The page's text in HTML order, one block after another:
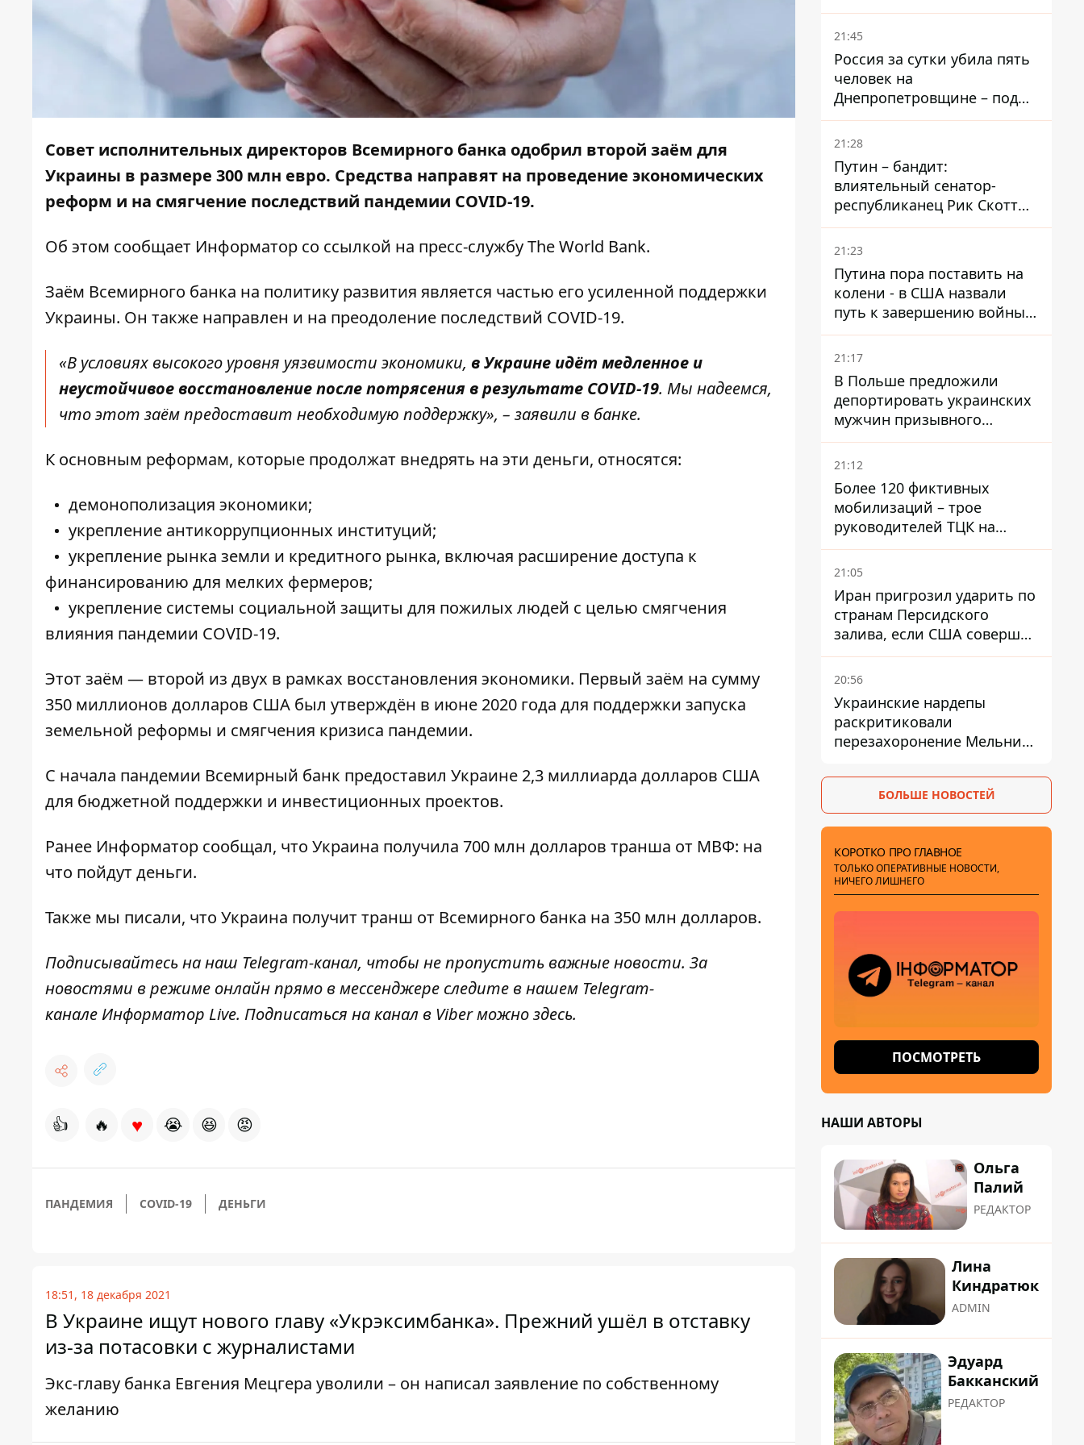
Совет исполнительных директоров Всемирного банка одобрил второй заём для
Украины в размере 300 млн евро. Средства направят на проведение экономических
реформ и на смягчение последствий пандемии COVID-19.
Об этом сообщает Информатор со ссылкой на пресс-службуThe World Bank.
Заём Всемирного банка на политику развития является частью его усиленной поддержки
Украины. Он также направлен и на преодоление последствий COVID-19.
«В условиях высокого уровня уязвимости экономики, в Украине идёт медленное и
неустойчивое восстановление после потрясения в результате COVID-19. Мы надеемся,
что этот заём предоставит необходимую поддержку», – заявили в банке.
К основным реформам, которые продолжат внедрять на эти деньги, относятся:
демонополизация экономики;
укрепление антикоррупционных институций;
укрепление рынка земли и кредитного рынка, включая расширение доступа к
финансированию для мелких фермеров;
укрепление системы социальной защиты для пожилых людей с целью смягчения
влияния пандемии COVID-19.
Этот заём — второй из двух в рамках восстановления экономики. Первый заём на сумму
350 миллионов долларов США был утверждён в июне 2020 года для поддержки запуска
земельной реформы и смягчения кризиса пандемии.
С начала пандемии Всемирный банк предоставил Украине 2,3 миллиарда долларов США
для бюджетной поддержки и инвестиционных проектов.
Ранее Информатор сообщал, что Украина получила 700 млн долларов транша от МВФ: на
что пойдут деньги.
Также мы писали, что Украина получит транш от Всемирного банка на 350 млн долларов.
Подписывайтесь на наш Telegram-канал, чтобы не пропустить важные новости. За
новостями в режиме онлайн прямо в мессенджере следите в нашем Telegram-
канале Информатор Live. Подписаться на канал в Viber можноздесь.
👍 🔥 ♥ 😭 😆 😡
ПАНДЕМИЯ COVID-19 ДЕНЬГИ
18:51, 18 декабря 2021
В Украине ищут нового главу «Укрэксимбанка». Прежний ушёл в отставку
из-за потасовки с журналистами
Экс-главу банка Евгения Мецгера уволили – он написал заявление по собственному
желанию
– он возглавил народное
голосование
21:45
Россия за сутки убила пять
человек на
Днепропетровщине – под
ударами оказались пять
районов области
21:28
Путин – бандит:
влиятельный сенатор-
республиканец Рик Скотт
призвал Конгресс привлечь
РФ к ответственности за
21:23
Путина пора поставить на
колени - в США назвали
путь к завершению войны -
National Security Journal
21:17
В Польше предложили
депортировать украинских
мужчин призывного
возраста - кого это может
затронуть
21:12
Более 120 фиктивных
мобилизаций – трое
руководителей ТЦК на
Волыни и Буковине
получили подозрения за
21:05
Иран пригрозил ударить по
странам Персидского
залива, если США совершат
хотя бы одну атаку - Reuters
20:56
Украинские нардепы
раскритиковали
перезахоронение Мельника
дипломатической изоляции
БОЛЬШЕ НОВОСТЕЙ
КОРОТКО ПРО ГЛАВНОЕ
ТОЛЬКО ОПЕРАТИВНЫЕ НОВОСТИ,
НИЧЕГО ЛИШНЕГО
ПОСМОТРЕТЬ
НАШИ АВТОРЫ
Ольга
Палий
РЕДАКТОР
Лина
Киндратюк
ADMIN
Эдуард
Бакканский
РЕДАКТОР